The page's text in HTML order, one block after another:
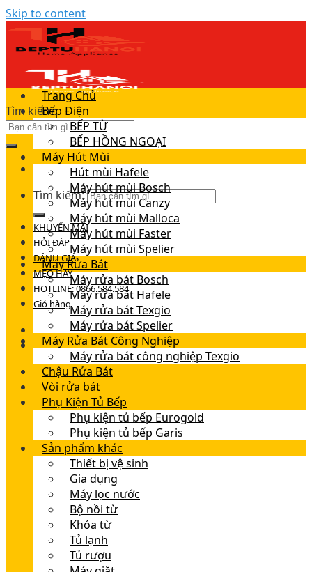
Skip to content
Tìm kiếm:
Tìm kiếm:
KHUYẾN MÃI
HỎI ĐÁP
ĐÁNH GIÁ
MẸO HAY
HOTLINE: 0866.584.584
Giỏ hàng
Trang Chủ
Bếp Điện
BẾP TỪ
BẾP HỒNG NGOẠI
Máy Hút Mùi
Hút mùi Hafele
Máy hút mùi Bosch
Máy hút mùi Canzy
Máy hút mùi Malloca
Máy hút mùi Faster
Máy hút mùi Spelier
Máy Rửa Bát
Máy rửa bát Bosch
Máy rửa bát Hafele
Máy rửa bát Texgio
Máy rửa bát Spelier
Máy Rửa Bát Công Nghiệp
Máy rửa bát công nghiệp Texgio
Chậu Rửa Bát
Vòi rửa bát
Phụ Kiện Tủ Bếp
Phụ kiện tủ bếp Eurogold
Phụ kiện tủ bếp Garis
Sản phẩm khác
Thiết bị vệ sinh
Gia dụng
Máy lọc nước
Bộ nồi từ
Khóa từ
Tủ lạnh
Tủ rượu